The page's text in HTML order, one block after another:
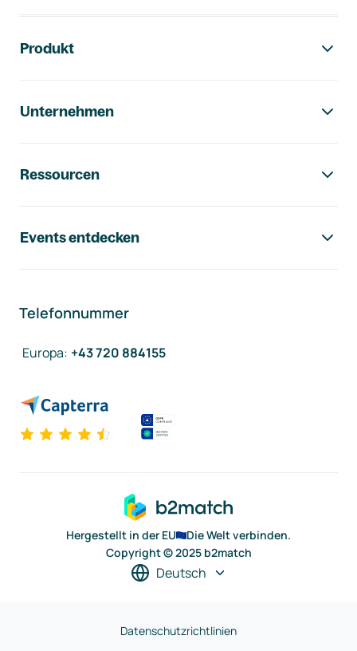
Produkt
Unternehmen
Ressourcen
Events entdecken
Telefonnummer
Europa: +43 720 884155
Hergestellt in der EU
Die Welt verbinden.
Copyright © 2025 b2match
Deutsch
Datenschutzrichtlinien